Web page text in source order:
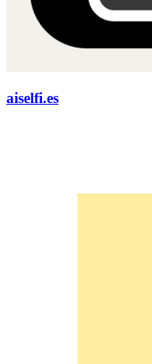
aiselfi.es